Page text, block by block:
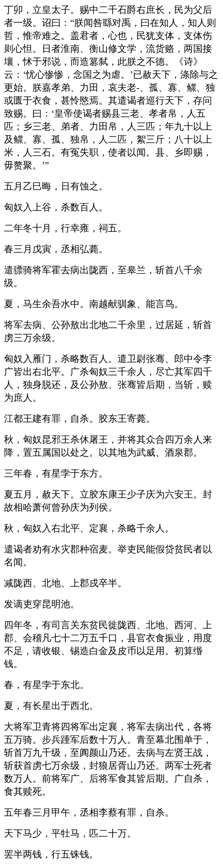
丁卯，立皇太子。赐中二千石爵右庶长，民为父后
者一级。诏曰：“朕闻咎繇对禹，曰在知人，知人则
哲，惟帝难之。盖君者，心也，民犹支体，支体伤
则心怛。日者淮南、衡山修文学，流货赂，两国接
壤，怵于邪说，而造篡弑，此朕之不德。《诗》
云：‘忧心惨惨，念国之为虐。’已赦天下，涤除与之
更始。朕嘉孝弟、力田，哀夫老-、孤、寡、鳏、独
或匮于衣食，甚怜愍焉。其遣谒者巡行天下，存问
致赐。曰：‘皇帝使谒者赐县三老、孝者帛，人五
匹；乡三老、弟者、力田帛，人三匹；年九十以上
及鳏、寡、孤、独帛，人二匹，絮三斤；八十以上
米，人三石。有冤失职，使者以闻。县、乡即赐，
毋赘聚。’”
五月乙巳晦，日有蚀之。
匈奴入上谷，杀数百人。
二年冬十月，行幸雍，祠五。
春三月戊寅，丞相弘薨。
遣骠骑将军霍去病出陇西，至皋兰，斩首八千余
级。
夏，马生余吾水中。南越献驯象、能言鸟。
将军去病、公孙敖出北地二千余里，过居延，斩首
虏三万余级。
匈奴入雁门，杀略数百人。遣卫尉张骞、郎中令李
广皆出右北平。广杀匈奴三千余人，尽亡其军四千
人，独身脱还，及公孙敖、张骞皆后期，当斩，赎
为庶人。
江都王建有罪，自杀。胶东王寄薨。
秋，匈奴昆邪王杀休屠王，并将其众合四万余人来
降，置五属国以处之。以其地为武威、酒泉郡。
三年春，有星孛于东方。
夏五月，赦天下。立胶东康王少子庆为六安王。封
故相哈萧何曾孙庆为列侯。
秋，匈奴入右北平、定襄，杀略千余人。
遣谒者劝有水灾郡种宿麦。举吏民能假贷贫民者以
名闻。
减陇西、北地、上郡戍卒半。
发谪吏穿昆明池。
四年冬，有司言关东贫民徙陇西、北地、西河、上
郡、会稽凡七十二万五千口，县官衣食振业，用度
不足，请收银、锡造白金及皮币以足用。初算缗
钱。
春，有星孛于东北。
夏，有长星出于西北。
大将军卫青将四将军出定襄，将军去病出代，各将
五万骑。步兵踵军后数十万人。青至幕北围单于，
斩首万九千级，至阗颜山乃还。去病与左贤王战，
斩获首虏七万余级，封狼居胥山乃还。两军士死者
数万人。前将军广、后将军食其皆后期。广自杀，
食其赎死。
五年春三月甲午，丞相李蔡有罪，自杀。
天下马少，平牡马，匹二十万。
罢半两钱，行五铢钱。